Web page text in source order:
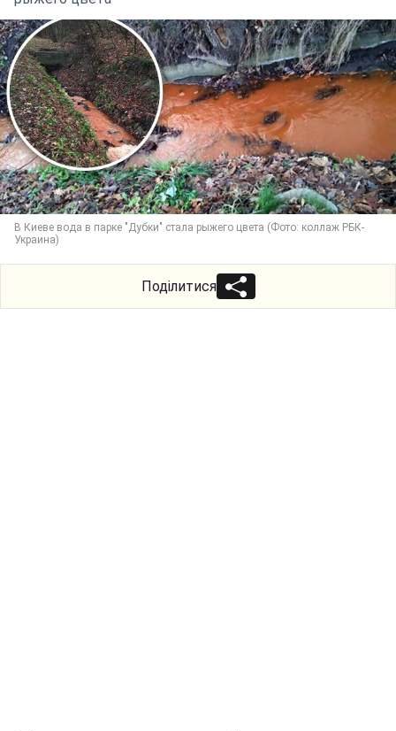
В Киеве вода в парке "Дубки" стала рыжего цвета (Фото: коллаж РБК-
Украина)
Поділитися